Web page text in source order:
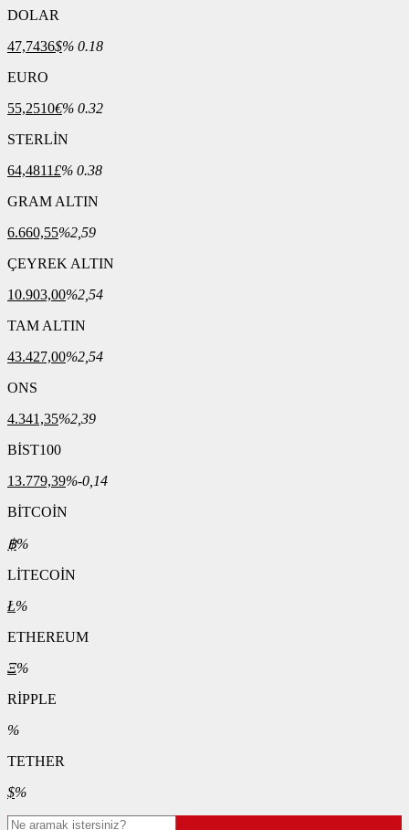
DOLAR
47,7436$% 0.18
EURO
55,2510€% 0.32
STERLİN
64,4811£% 0.38
GRAM ALTIN
6.660,55%2,59
ÇEYREK ALTIN
10.903,00%2,54
TAM ALTIN
43.427,00%2,54
ONS
4.341,35%2,39
BİST100
13.779,39%-0,14
BİTCOİN
฿%
LİTECOİN
Ł%
ETHEREUM
Ξ%
RİPPLE
%
TETHER
$%